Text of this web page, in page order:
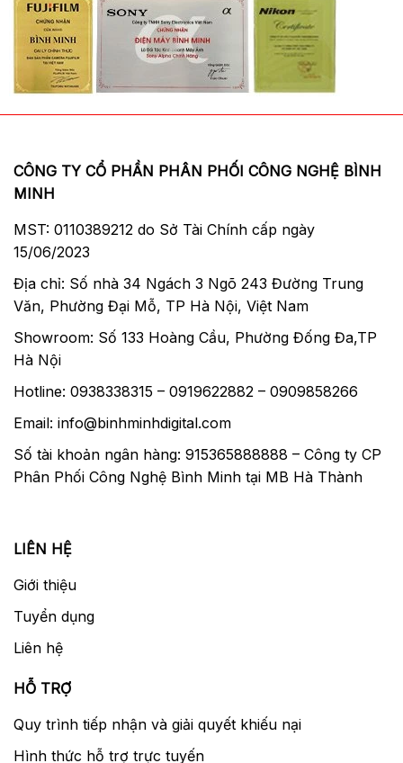
CÔNG TY CỔ PHẦN PHÂN PHỐI CÔNG NGHỆ BÌNH
MINH
MST: 0110389212 do Sở Tài Chính cấp ngày
15/06/2023
Địa chỉ: Số nhà 34 Ngách 3 Ngõ 243 Đường Trung
Văn, Phường Đại Mỗ, TP Hà Nội, Việt Nam
Showroom: Số 133 Hoàng Cầu, Phường Đống Đa,TP
Hà Nội
Hotline: 0938338315 – 0919622882 – 0909858266
Email: info@binhminhdigital.com
Số tài khoản ngân hàng: 915365888888 – Công ty CP
Phân Phối Công Nghệ Bình Minh tại MB Hà Thành
LIÊN HỆ
Giới thiệu
Tuyển dụng
Liên hệ
HỖ TRỢ
Quy trình tiếp nhận và giải quyết khiếu nại
Hình thức hỗ trợ trực tuyến